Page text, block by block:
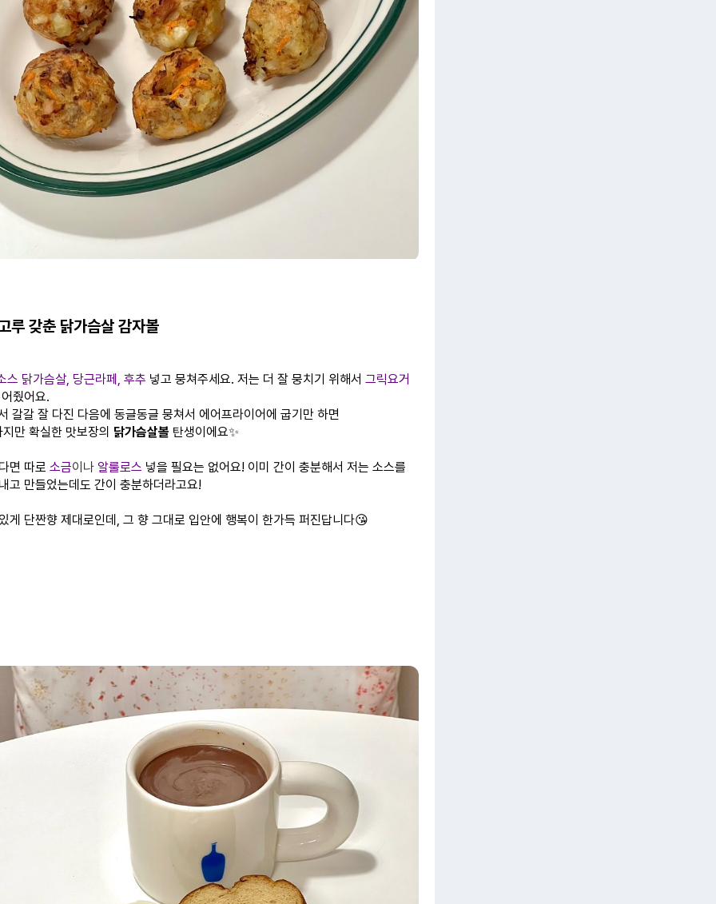
루 갖춘 닭가슴살 감자볼
스 닭가슴살, 당근라페, 후추 넣고 뭉쳐주세요. 저는 더 잘 뭉치기 위해서 그릭요거
줬어요.
갈갈 잘 다진 다음에 동글동글 뭉쳐서 에어프라이어에 굽기만 하면
만 확실한 맛보장의 닭가슴살볼 탄생이에요✨
면 따로 소금이나 알룰로스 넣을 필요는 없어요! 이미 간이 충분해서 저는 소스를
고 만들었는데도 간이 충분하더라고요!
게 단짠향 제대로인데, 그 향 그대로 입안에 행복이 한가득 퍼진답니다😘